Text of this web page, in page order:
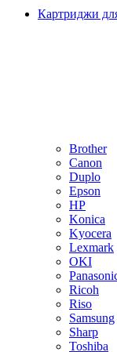
Картриджи
Brother
Canon
Duplo
Epson
HP
Konica
Kyocera
Lexmark
OKI
Ricoh
Riso
Samsung
Sharp
Toshiba